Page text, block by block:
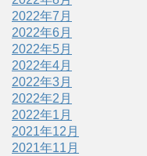
2022年7月
2022年6月
2022年5月
2022年4月
2022年3月
2022年2月
2022年1月
2021年12月
2021年11月